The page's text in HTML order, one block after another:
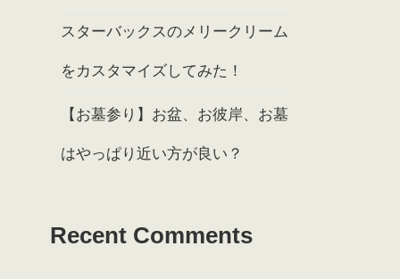
スターバックスのメリークリーム
をカスタマイズしてみた！
【お墓参り】お盆、お彼岸、お墓
はやっぱり近い方が良い？
Recent Comments